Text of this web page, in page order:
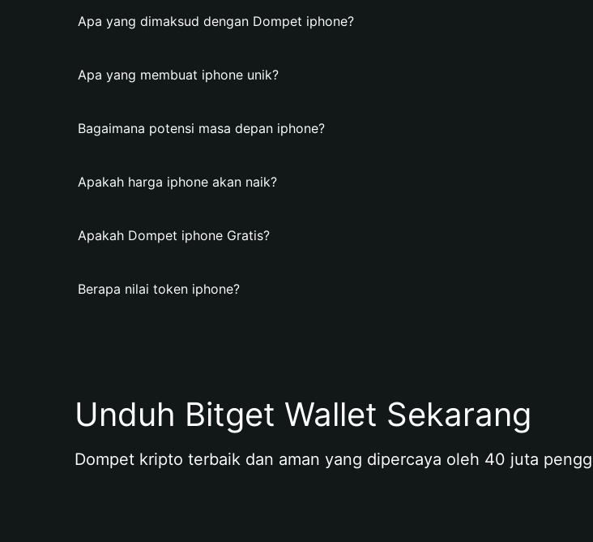
Apa yang dimaksud dengan Dompet iphone?
Apa yang membuat iphone unik?
Bagaimana potensi masa depan iphone?
Apakah harga iphone akan naik?
Apakah Dompet iphone Gratis?
Berapa nilai token iphone?
Unduh Bitget Wallet Sekarang
Dompet kripto terbaik dan aman yang dipercaya oleh 40 juta